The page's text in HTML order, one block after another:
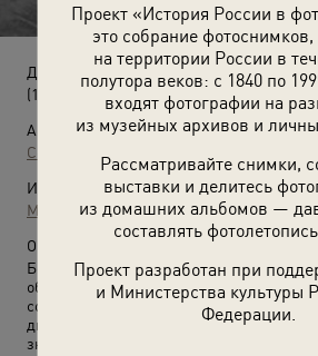
Проект «История России в
это собрание
на территории России в
полутора веков: с 1840 по
входят фотографии на
из музейных архивов и
Рассматривайте снимки,
выставки и делитесь
из домашних альбомов —
составлять
Проект разработан при
и Министерства культуры
Федерации.
Детдом в Борках. Дети наряжают
(1939 год)
Автор:
Сергей Васин
Источники:
МАММ / МДФ
О фотографии:
Борковский детский дом № 63 имени
образован в 1934 году. История
событиями Великой Отечественной
дней советское правительство
значение эвакуации детей из